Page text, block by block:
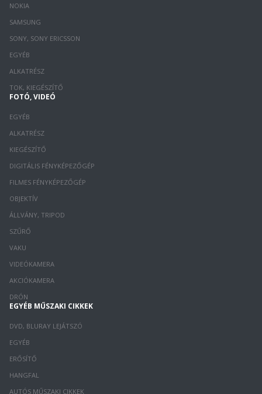
NOKIA
SAMSUNG
SONY, SONY ERICSSON
EGYÉB
ALKATRÉSZ
TOK, KIEGÉSZÍTŐ
FOTÓ, VIDEÓ
EGYÉB
ALKATRÉSZ
KIEGÉSZÍTŐ
DIGITÁLIS FÉNYKÉPEZŐGÉP
FILMES FÉNYKÉPEZŐGÉP
OBJEKTÍV
ÁLLVÁNY, TRIPOD
SZŰRŐ
VAKU
VIDEÓKAMERA
AKCIÓKAMERA
DRÓN
EGYÉB MŰSZAKI CIKKEK
DVD, BLURAY LEJÁTSZÓ
EGYÉB
ERŐSÍTŐ
HANGFAL
AUTÓS MŰSZAKI CIKKEK